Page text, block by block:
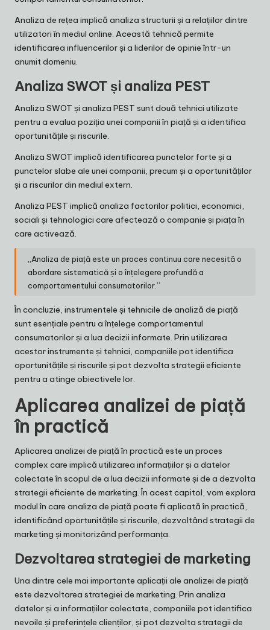
Analiza de rețea implică analiza structurii și a relațiilor dintre
utilizatori în mediul online. Această tehnică permite
identificarea influencerilor și a liderilor de opinie într-un
anumit domeniu.
Analiza SWOT și analiza PEST
Analiza SWOT și analiza PEST sunt două tehnici utilizate
pentru a evalua poziția unei companii în piață și a identifica
oportunitățile și riscurile.
Analiza SWOT implică identificarea punctelor forte și a
punctelor slabe ale unei companii, precum și a oportunităților
și a riscurilor din mediul extern.
Analiza PEST implică analiza factorilor politici, economici,
sociali și tehnologici care afectează o companie și piața în
care activează.
„Analiza de piață este un proces continuu care necesită o
abordare sistematică și o înțelegere profundă a
comportamentului consumatorilor.”
În concluzie, instrumentele și tehnicile de analiză de piață
sunt esențiale pentru a înțelege comportamentul
consumatorilor și a lua decizii informate. Prin utilizarea
acestor instrumente și tehnici, companiile pot identifica
oportunitățile și riscurile și pot dezvolta strategii eficiente
pentru a atinge obiectivele lor.
Aplicarea analizei de piață
în practică
Aplicarea analizei de piață în practică este un proces
complex care implică utilizarea informațiilor și a datelor
colectate în scopul de a lua decizii informate și de a dezvolta
strategii eficiente de marketing. În acest capitol, vom explora
modul în care analiza de piață poate fi aplicată în practică,
identificând oportunitățile și riscurile, dezvoltând strategii de
marketing și monitorizând performanța.
Dezvoltarea strategiei de marketing
Una dintre cele mai importante aplicații ale analizei de piață
este dezvoltarea strategiei de marketing. Prin analiza
datelor și a informațiilor colectate, companiile pot identifica
nevoile și preferințele clienților, și pot dezvolta strategii de